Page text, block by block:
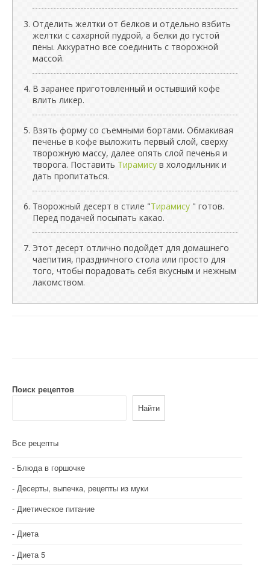
Отделить желтки от белков и отдельно взбить
желтки с сахарной пудрой, а белки до густой
пены. Аккуратно все соединить с творожной
массой.
В заранее приготовленный и остывший кофе
влить ликер.
Взять форму со съемными бортами. Обмакивая
печенье в кофе выложить первый слой, сверху
творожную массу, далее опять слой печенья и
творога. Поставить Тирамису в холодильник и
дать пропитаться.
Творожный десерт в стиле "Тирамису " готов.
Перед подачей посыпать какао.
Этот десерт отлично подойдет для домашнего
чаепития, праздничного стола или просто для
того, чтобы порадовать себя вкусным и нежным
лакомством.
Поиск рецептов
Найти
Все рецепты
Блюда в горшочке
Десерты, выпечка, рецепты из муки
Диетическое питание
Диета
Диета 5